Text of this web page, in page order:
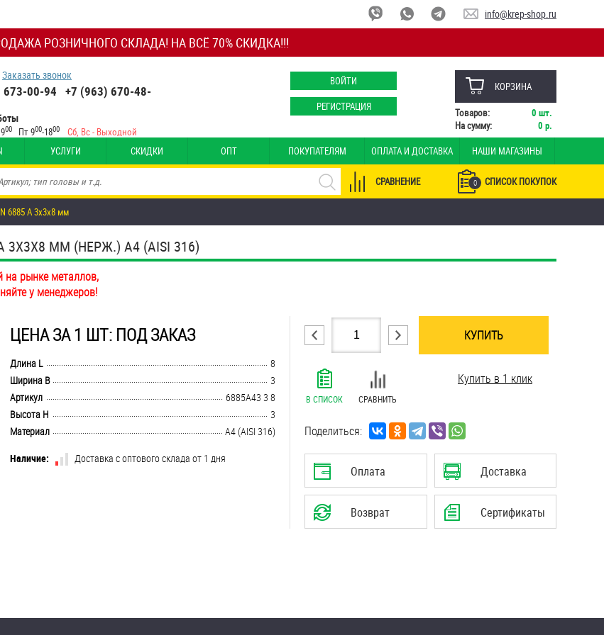
РОЗНИЧНОГО СКЛАДА! НА ВСЁ 70% СКИДКА!!!
info@krep-shop.ru
Заказать звонок
673-00-94 +7 (963) 670-48-
00 Пт 900-1800 Сб, Вс - Выходной
ВОЙТИ
РЕГИСТРАЦИЯ
КОРЗИНА
Товаров: 0 шт.
На сумму:
0 р.
УСЛУГИ СКИДКИ ОПТ ПОКУПАТЕЛЯМ ОПЛАТА И ДОСТАВКА НАШИ МАГАЗИНЫ
0 СПИСОК ПОКУПОК
СРАВНЕНИЕ
6885 А 3х3х8 мм
ММ (НЕРЖ.) A4 (AISI 316)
на рынке металлов,
у менеджеров!
ЦЕНА ЗА 1 ШТ: ПОД ЗАКАЗ
........................................................................................................................................................................................................
Длина L
8
........................................................................................................................................................................................................
Ширина B
3
........................................................................................................................................................................................................
Артикул
6885A43 3 8
........................................................................................................................................................................................................
Высота H
3
........................................................................................................................................................................................................
Материал
A4 (AISI 316)
Наличие:
Доставка с оптового склада от 1 дня
КУПИТЬ
В СПИСОК СРАВНИТЬ
Купить в 1 клик
Поделиться:
Оплата Доставка
Возврат Сертификаты